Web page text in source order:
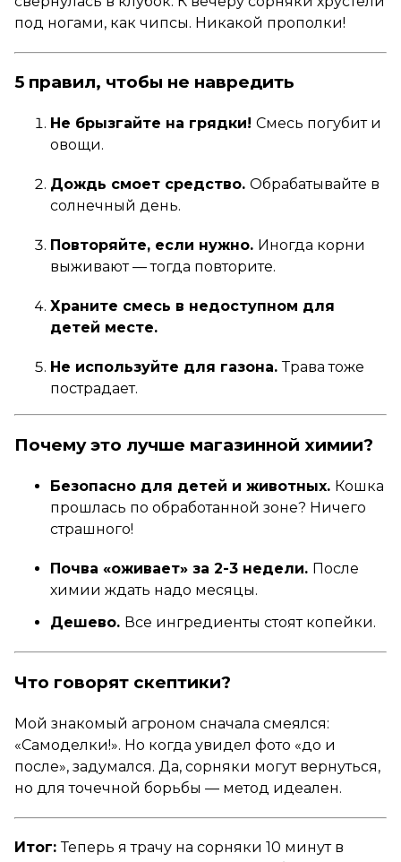
под ногами, как чипсы. Никакой прополки!
5 правил, чтобы не навредить
Не брызгайте на грядки! Смесь погубит и
овощи.
Дождь смоет средство. Обрабатывайте в
солнечный день.
Повторяйте, если нужно. Иногда корни
выживают — тогда повторите.
Храните смесь в недоступном для
детей месте.
Не используйте для газона.Трава тоже
пострадает.
Почему это лучше магазинной химии?
Безопасно для детей и животных. Кошка
прошлась по обработанной зоне? Ничего
страшного!
Почва «оживает» за 2-3 недели. После
химии ждать надо месяцы.
Дешево. Все ингредиенты стоят копейки.
Что говорят скептики?
Мой знакомый агроном сначала смеялся:
«Самоделки!». Но когда увидел фото «до и
после», задумался. Да, сорняки могут вернуться,
но для точечной борьбы — метод идеален.
Итог:Теперь я трачу на сорняки 10 минут в